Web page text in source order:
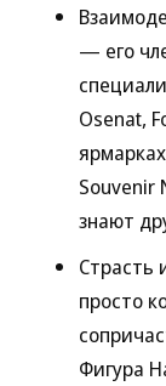
— его
Osenat,
Souvenir
знают
Страсть
просто
Фигура